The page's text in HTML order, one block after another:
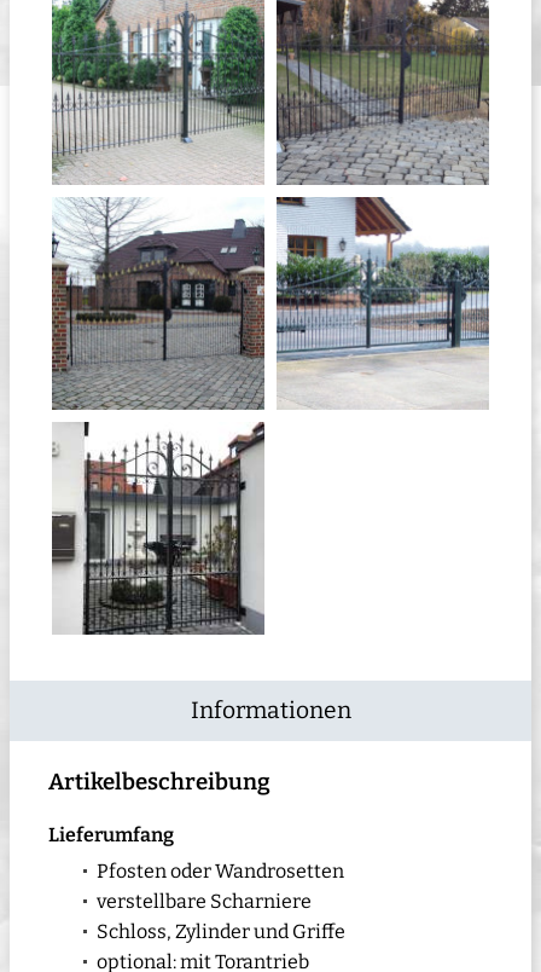
Informationen
Artikelbeschreibung
Lieferumfang
Pfosten oder Wandrosetten
verstellbare Scharniere
Schloss, Zylinder und Griffe
optional: mit Torantrieb